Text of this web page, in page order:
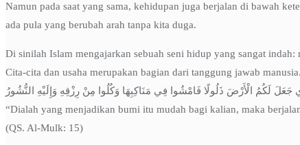
Namun pada saat yang sama, kehidupan juga berjalan di bawah
ada pula yang berubah arah tanpa kita duga.
Di sinilah Islam mengajarkan sebuah seni hidup yang sangat
Cita-cita dan usaha merupakan bagian dari tanggung jawab
جَعَلَ لَكُمُ الْأَرْضَ ذَلُولًا فَامْشُوا فِي مَنَاكِبِهَا وَكُلُوا مِنْ رِزْقِهِ وَإِلَيْهِ النُّشُورُ
“Dialah yang menjadikan bumi itu mudah bagi kalian, maka
(QS. Al-Mulk: 15)